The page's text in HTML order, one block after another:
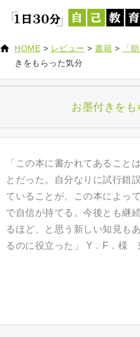
HOME > レビュー > 書籍 > 「
きをもらった気分
お墨付きをも
「この本に書かれてあること
とだった。自分なりに試行錯
ていることが、この本によっ
で自信が持てる。今後とも継
るほど、と思う新しい知見も
るのに役立った」 Y．F．様